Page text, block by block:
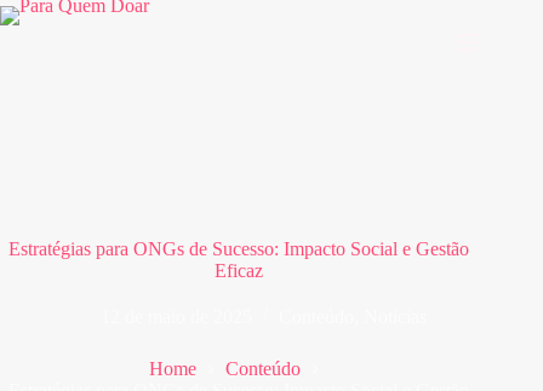
Pular
para
Estratégias para ONGs de Sucesso: Impacto Social e Gestão
Eficaz
Home
Conteúdo